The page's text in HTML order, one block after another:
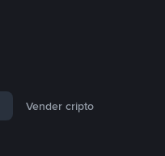
Vender cripto